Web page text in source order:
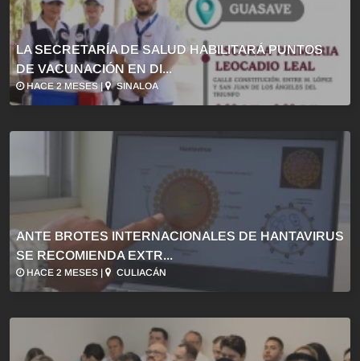
LA SECRETARÍA DE SALUD HABILITARÁ PUNTOS
DE VACUNACIÓN EN DI...
HACE 2 MESES | SINALOA
ANTE BROTES INTERNACIONALES DE HANTAVIRUS
SE RECOMIENDA EXTR...
HACE 2 MESES | CULIACÁN